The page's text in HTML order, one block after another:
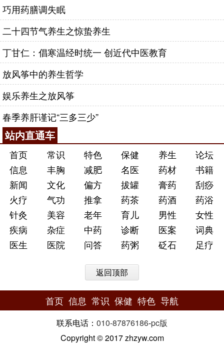
巧用药膳调失眠
二十四节气养生之惊蛰养生
丁甘仁：倡寒温经时统一 创近代中医教育
放风筝中的养生哲学
娱乐养生之放风筝
春季养肝谨记“三多三少”
站内直通车
首页 常识 特色 保健 养生
论坛
信息
丰胸 减肥 名医 药材
书籍
新闻
文化 偏方 拔罐 膏药
刮痧
火疗
气功 推拿 药茶 药酒
药浴
针灸
美容 老年 育儿 男性
女性
疾病
杂症 中药 诊断 医案
词典
医生
医院 问答 药粥 砭石 足疗
返回顶部
首页 信息 常识 保健 特色 导航
联系电话： 010-87876186-pc版
Copyright © 2017 zhzyw.com